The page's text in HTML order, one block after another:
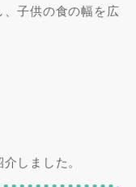
子供の食の幅を広
しました。